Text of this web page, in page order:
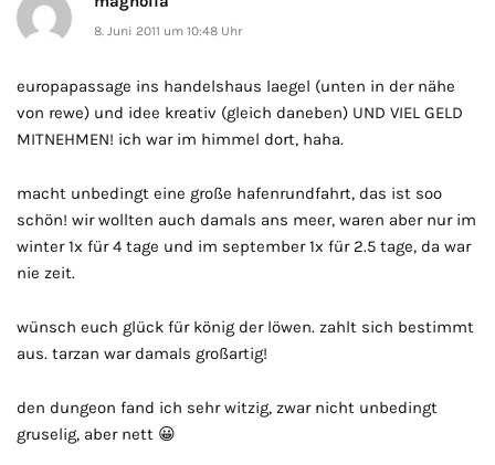
8. Juni 2011 um 10:48 Uhr
europapassage ins handelshaus laegel (unten in der nähe
von rewe) und idee kreativ (gleich daneben) UND VIEL GELD
MITNEHMEN! ich war im himmel dort, haha.
macht unbedingt eine große hafenrundfahrt, das ist soo
schön! wir wollten auch damals ans meer, waren aber nur im
winter 1x für 4 tage und im september 1x für 2.5 tage, da war
nie zeit.
wünsch euch glück für könig der löwen. zahlt sich bestimmt
aus. tarzan war damals großartig!
den dungeon fand ich sehr witzig, zwar nicht unbedingt
gruselig, aber nett 😀